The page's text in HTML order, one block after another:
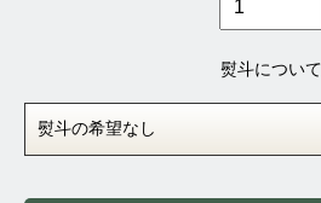
熨斗について